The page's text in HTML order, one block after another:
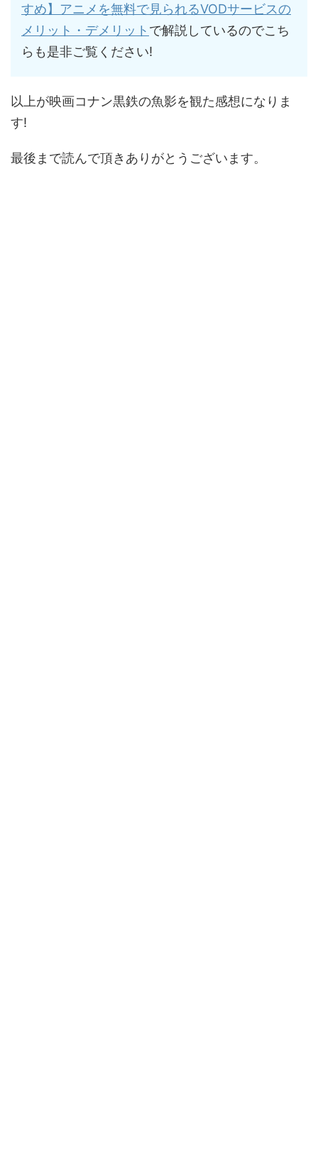
すめ】アニメを無料で見られるVODサービスの
メリット・デメリット で解説しているのでこち
らも是非ご覧ください!
以上が映画コナン黒鉄の魚影を観た感想になりま
す!
最後まで読んで頂きありがとうございます。